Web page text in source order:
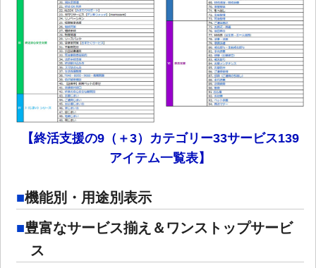
【終活支援の9（＋3）カテゴリー33サービス139
アイテム一覧表】
機能別・用途別表示
豊富なサービス揃え＆ワンストップサービ
ス